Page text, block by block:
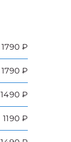
1790 ₽
1790 ₽
1490 ₽
1190 ₽